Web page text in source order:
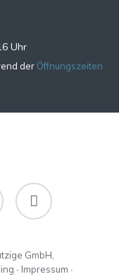
Uhr
derÖffnungszeiten
GmbH,
∙ Impressum ∙